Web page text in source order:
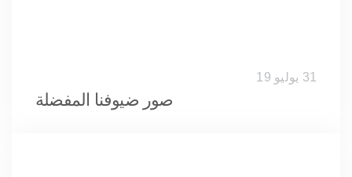
31 يوليو 19
صور ضيوفنا المفضلة